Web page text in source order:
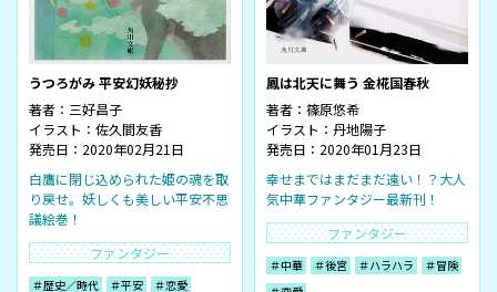
うつろがみ 平安幻妖秘抄
著者： 三好昌子
イラスト： 佐久間友香
発売日：2020年02月21日
白鷹に閉じ込められた姫の魂を取
り戻せ。妖しくも美しい平安不思
議絵巻！
ファンタジー
＃歴史／時代 ＃平安
＃恋愛
鳳は北天に舞う 金椛国春秋
著者： 篠原悠希
イラスト： 丹地陽子
発売日：2020年01月23日
幸せまではまだまだ遠い！？大人
気中華ファンタジー最新刊！
ファンタジー
＃中華 ＃後宮 ＃ハラハラ
＃冒険